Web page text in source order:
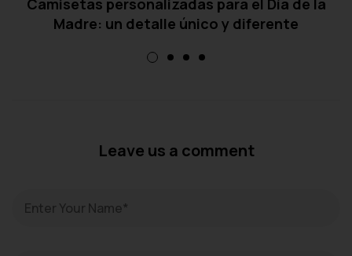
Madre: un detalle único y diferente
Leave us a comment